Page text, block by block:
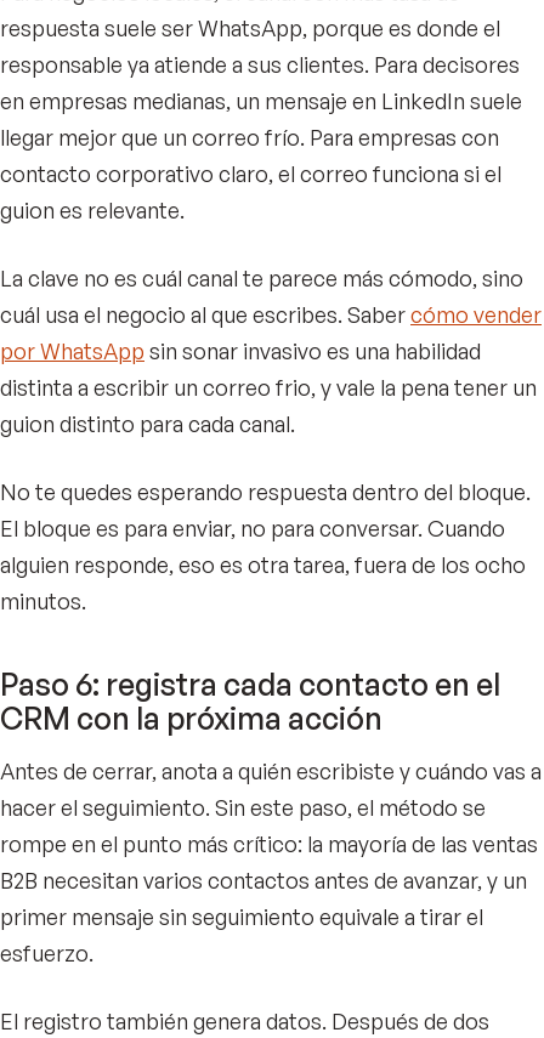
respuesta suele ser WhatsApp, porque es donde el
responsable ya atiende a sus clientes. Para decisores
en empresas medianas, un mensaje en LinkedIn suele
llegar mejor que un correo frío. Para empresas con
contacto corporativo claro, el correo funciona si el
guion es relevante.
La clave no es cuál canal te parece más cómodo, sino
cuál usa el negocio al que escribes. Sabercómo vender
por WhatsApp sin sonar invasivo es una habilidad
distinta a escribir un correo frio, y vale la pena tener un
guion distinto para cada canal.
No te quedes esperando respuesta dentro del bloque.
El bloque es para enviar, no para conversar. Cuando
alguien responde, eso es otra tarea, fuera de los ocho
minutos.
Paso 6: registra cada contacto en el
CRM con la próxima acción
Antes de cerrar, anota a quién escribiste y cuándo vas a
hacer el seguimiento. Sin este paso, el método se
rompe en el punto más crítico: la mayoría de las ventas
B2B necesitan varios contactos antes de avanzar, y un
primer mensaje sin seguimiento equivale a tirar el
esfuerzo.
El registro también genera datos. Después de dos